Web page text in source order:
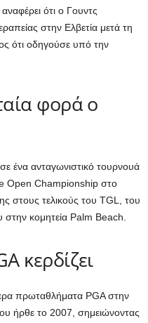
ότι ο Γουντς
στην Ελβετία μετά τη
ότι οδηγούσε υπό την
φορά ο
ένα ανταγωνιστικό τουρνουά
Open Championship στο
στους τελικούς του TGL, του
στην κομητεία Palm Beach.
κερδίζει
πρωταθλήματα PGA στην
ήρθε το 2007, σημειώνοντας